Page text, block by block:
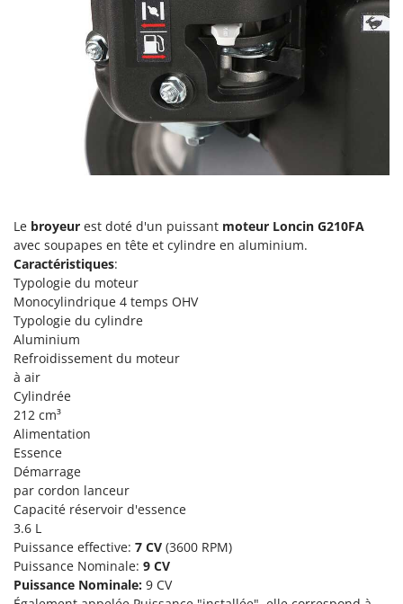
Pulvérisateurs
Pulvérisateurs portés
Rafraîchisseurs d'air par évaporation
Rampes de chargement en aluminium
Râpes à fromage électriques
Râteaux pour tracteur
Robots nettoyeurs de piscine
Robots Tondeuses
Rogneuses de souches
Rouleaux pour tracteur
S
Scies à os
Scies alternatives à batterie
Scies de jardin télescopiques
Sécateurs électriques à batterie
Sécateurs et Échenilloirs manuels
Sécateurs pneumatiques
Semoirs et Épandeurs d'engrais
Socs pour tracteur
Souffleurs aspirateurs pour Feuilles
Honda
I
Idromatic
Il-Tec
Imperia
Infaco
Intec
Intex
Italyco
ITM
J
K
KAAZ
Le broyeur est doté d'un puissant moteur Loncin G210FA
avec soupapes en tête et cylindre en aluminium.
Caractéristiques:
Typologie du moteur
Monocylindrique 4 temps OHV
Typologie du cylindre
Aluminium
Refroidissement du moteur
à air
Cylindrée
212 cm³
Alimentation
Essence
Démarrage
par cordon lanceur
Capacité réservoir d'essence
3.6 L
Puissance effective: 7 CV (3600 RPM)
Puissance Nominale: 9 CV
Puissance Nominale: 9 CV